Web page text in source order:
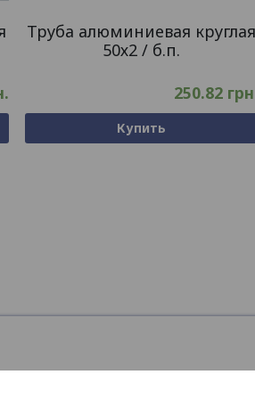
Труба алюминиевая круглая
50х2 / б.п.
250.82
Купить